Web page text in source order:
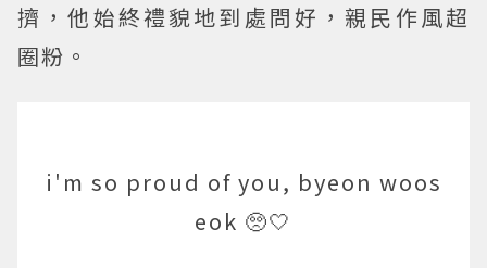
擠，他始終禮貌地到處問好，親民作風超
圈粉。
i'm so proud of you, byeon woos
eok 🥺🤍